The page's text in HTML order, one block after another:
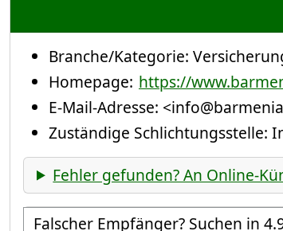
Branche/Kategorie:
Homepage: https://
E-Mail-Adresse:
Zuständige Schlichtungsstelle:
Fehler gefunden? An Online-
Empfänger suchen